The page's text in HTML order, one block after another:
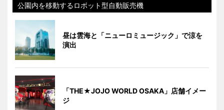
公園内を移動するロボット型自動販売機
昼は雲海と「ニューロミュージック」で涼を
演出
「THE★JOJO WORLD OSAKA」店舗イメー
ジ